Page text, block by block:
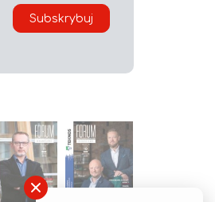
Subskrybuj
×